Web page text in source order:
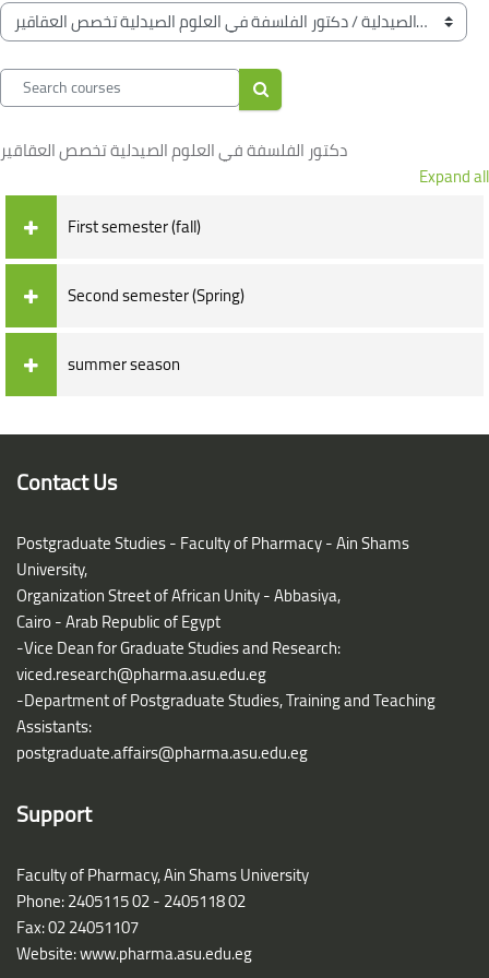
Course categories
Search courses
Search courses
دكتور الفلسفة في العلوم الصيدلية تخصص العقاقير
Expand all
First semester (fall)
Second semester (Spring)
summer season
Blocks
Contact Us
Postgraduate Studies - Faculty of Pharmacy - Ain Shams
University,
Organization Street of African Unity - Abbasiya,
Cairo - Arab Republic of Egypt
-Vice Dean for Graduate Studies and Research:
viced.research@pharma.asu.edu.eg
-Department of Postgraduate Studies, Training and Teaching
Assistants:
postgraduate.affairs@pharma.asu.edu.eg
Support
Faculty of Pharmacy, Ain Shams University
Phone: 2405115 02 - 2405118 02
Fax: 02 24051107
Website: www.pharma.asu.edu.eg